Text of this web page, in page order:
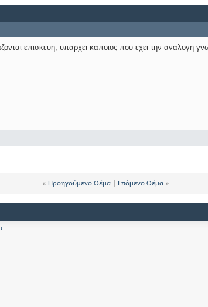
επισκευη, υπαρχει καποιος που εχει την αναλογη
« Προηγούμενο Θέμα| Επόμενο Θέμα »